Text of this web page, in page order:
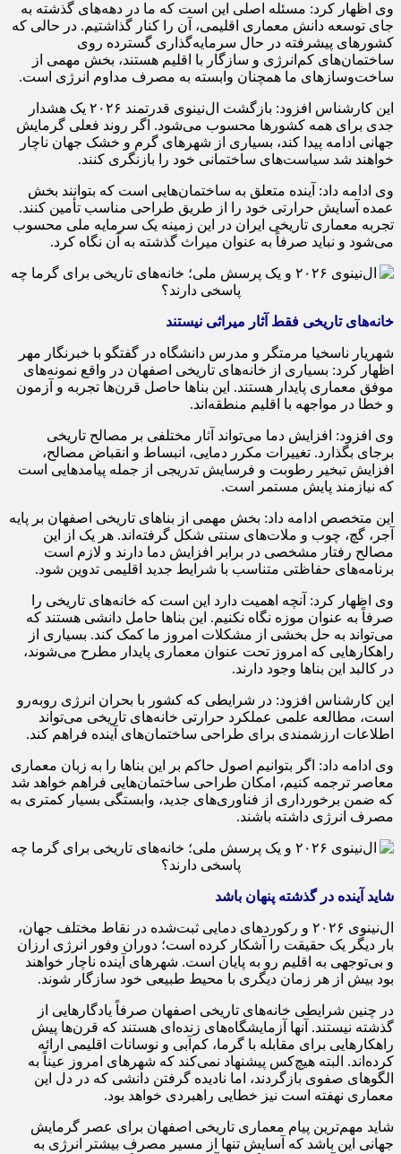
وی اظهار کرد: مسئله اصلی این است که ما در دهه‌های گذشته به
جای توسعه دانش معماری اقلیمی، آن را کنار گذاشتیم. در حالی که
کشورهای پیشرفته در حال سرمایه‌گذاری گسترده روی
ساختمان‌های کم‌انرژی و سازگار با اقلیم هستند، بخش مهمی از
ساخت‌وسازهای ما همچنان وابسته به مصرف مداوم انرژی است.
این کارشناس افزود: بازگشت ال‌نینوی قدرتمند ۲۰۲۶ یک هشدار
جدی برای همه کشورها محسوب می‌شود. اگر روند فعلی گرمایش
جهانی ادامه پیدا کند، بسیاری از شهرهای گرم و خشک جهان ناچار
خواهند شد سیاست‌های ساختمانی خود را بازنگری کنند.
وی ادامه داد: آینده متعلق به ساختمان‌هایی است که بتوانند بخش
عمده آسایش حرارتی خود را از طریق طراحی مناسب تأمین کنند.
تجربه معماری تاریخی ایران در این زمینه یک سرمایه ملی محسوب
می‌شود و نباید صرفاً به عنوان میراث گذشته به آن نگاه کرد.
خانه‌های تاریخی فقط آثار میراثی نیستند
شهریار ناسخیا مرمتگر و مدرس دانشگاه در گفتگو با خبرنگار مهر
اظهار کرد: بسیاری از خانه‌های تاریخی اصفهان در واقع نمونه‌های
موفق معماری پایدار هستند. این بناها حاصل قرن‌ها تجربه و آزمون
و خطا در مواجهه با اقلیم منطقه‌اند.
وی افزود: افزایش دما می‌تواند آثار مختلفی بر مصالح تاریخی
برجای بگذارد. تغییرات مکرر دمایی، انبساط و انقباض مصالح،
افزایش تبخیر رطوبت و فرسایش تدریجی از جمله پیامدهایی است
که نیازمند پایش مستمر است.
این متخصص ادامه داد: بخش مهمی از بناهای تاریخی اصفهان بر پایه
آجر، گچ، چوب و ملات‌های سنتی شکل گرفته‌اند. هر یک از این
مصالح رفتار مشخصی در برابر افزایش دما دارند و لازم است
برنامه‌های حفاظتی متناسب با شرایط جدید اقلیمی تدوین شود.
وی اظهار کرد: آنچه اهمیت دارد این است که خانه‌های تاریخی را
صرفاً به عنوان موزه نگاه نکنیم. این بناها حامل دانشی هستند که
می‌تواند به حل بخشی از مشکلات امروز ما کمک کند. بسیاری از
راهکارهایی که امروز تحت عنوان معماری پایدار مطرح می‌شوند،
در کالبد این بناها وجود دارند.
این کارشناس افزود: در شرایطی که کشور با بحران انرژی روبه‌رو
است، مطالعه علمی عملکرد حرارتی خانه‌های تاریخی می‌تواند
اطلاعات ارزشمندی برای طراحی ساختمان‌های آینده فراهم کند.
وی ادامه داد: اگر بتوانیم اصول حاکم بر این بناها را به زبان معماری
معاصر ترجمه کنیم، امکان طراحی ساختمان‌هایی فراهم خواهد شد
که ضمن برخورداری از فناوری‌های جدید، وابستگی بسیار کمتری به
مصرف انرژی داشته باشند.
شاید آینده در گذشته پنهان باشد
ال‌نینوی ۲۰۲۶ و رکوردهای دمایی ثبت‌شده در نقاط مختلف جهان،
بار دیگر یک حقیقت را آشکار کرده است؛ دوران وفور انرژی ارزان
و بی‌توجهی به اقلیم رو به پایان است. شهرهای آینده ناچار خواهند
بود بیش از هر زمان دیگری با محیط طبیعی خود سازگار شوند.
در چنین شرایطی خانه‌های تاریخی اصفهان صرفاً یادگارهایی از
گذشته نیستند. آنها آزمایشگاه‌های زنده‌ای هستند که قرن‌ها پیش
راهکارهایی برای مقابله با گرما، کم‌آبی و نوسانات اقلیمی ارائه
کرده‌اند. البته هیچ‌کس پیشنهاد نمی‌کند که شهرهای امروز عیناً به
الگوهای صفوی بازگردند، اما نادیده گرفتن دانشی که در دل این
معماری نهفته است نیز خطایی راهبردی خواهد بود.
شاید مهم‌ترین پیام معماری تاریخی اصفهان برای عصر گرمایش
جهانی این باشد که آسایش تنها از مسیر مصرف بیشتر انرژی به